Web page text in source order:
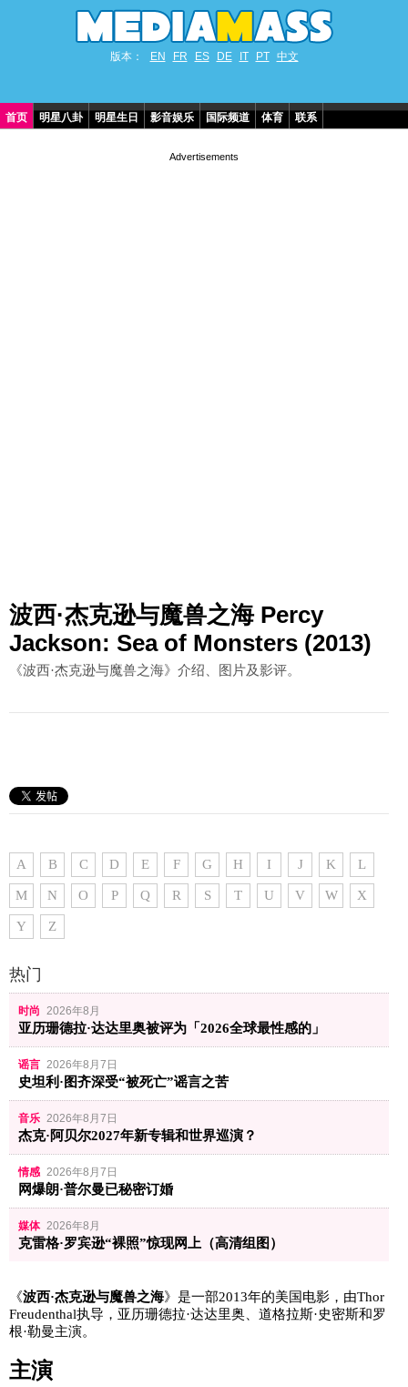
版本： EN FR ES DE IT PT 中文
首页 明星八卦 明星生日 影音娱乐 国际频道 体育 联系
波西·杰克逊与魔兽之海 Percy
Jackson: Sea of Monsters (2013)
《波西·杰克逊与魔兽之海》介绍、图片及影评。
A B C D E F G H I J K L
M N O P Q R S T U V W X
Y Z
热门
时尚 2026年8月
亚历珊德拉·达达里奥被评为「2026全球最性感的」
谣言 2026年8月7日
史坦利·图齐深受“被死亡”谣言之苦
音乐 2026年8月7日
杰克·阿贝尔2027年新专辑和世界巡演？
情感 2026年8月7日
网爆朗·普尔曼已秘密订婚
媒体 2026年8月
克雷格·罗宾逊“裸照”惊现网上（高清组图）
《波西·杰克逊与魔兽之海》是一部2013年的美国电影，由Thor
Freudenthal执导，亚历珊德拉·达达里奥、道格拉斯·史密斯和罗
根·勒曼主演。
主演